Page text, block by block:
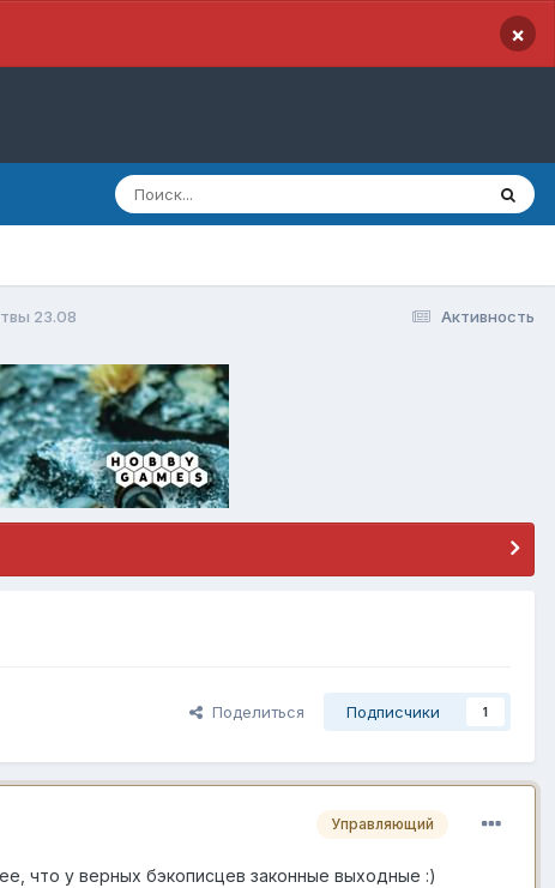
×
Активность
23.08
Поделиться Подписчики 1
Управляющий
что у верных бэкописцев законные выходные :)